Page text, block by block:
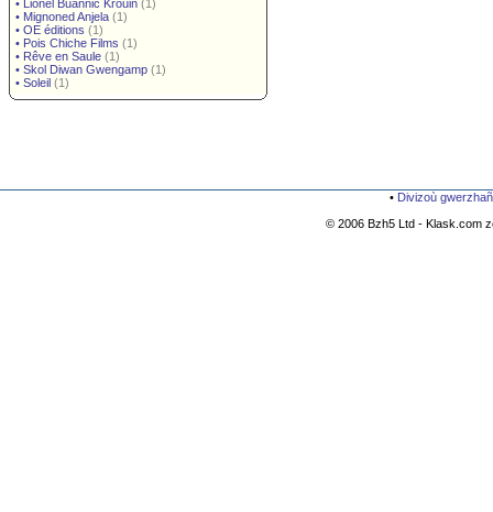
• Lionel Buannic Krouiñ (1)
• Mignoned Anjela (1)
• OE éditions (1)
• Pois Chiche Films (1)
• Rêve en Saule (1)
• Skol Diwan Gwengamp (1)
• Soleil (1)
• Divizoù
© 2006 Bzh5 Ltd - Klask.com